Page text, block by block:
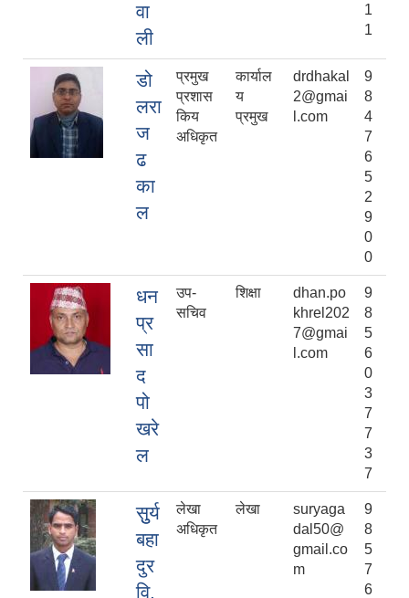
वा
ली
1
1
डो
लरा
ज
ढ
का
ल
प्रमुख
प्रशास
किय
अधिकृत
कार्याल
य
प्रमुख
drdhakal
2@gmai
l.com
9
8
4
7
6
5
2
9
0
0
धन
प्र
सा
द
पो
खरे
ल
उप-
सचिव
शिक्षा
dhan.po
khrel202
7@gmai
l.com
9
8
5
6
0
3
7
7
3
7
सुुर्य
बहा
दुर
वि.
लेखा
अधिकृत
लेखा
suryaga
dal50@
gmail.co
m
9
8
5
7
6